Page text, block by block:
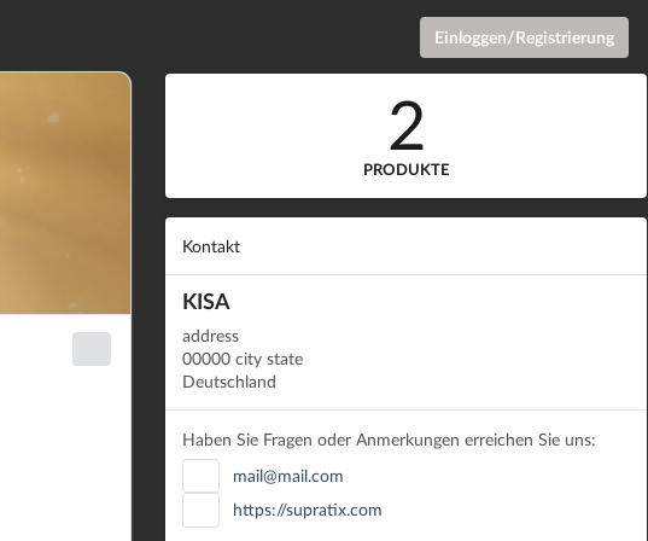
Einloggen/Registrierung
2
PRODUKTE
Kontakt
KISA
address
00000 city state
Deutschland
Haben Sie Fragen oder Anmerkungen erreichen Sie uns:
mail@mail.com
https://supratix.com